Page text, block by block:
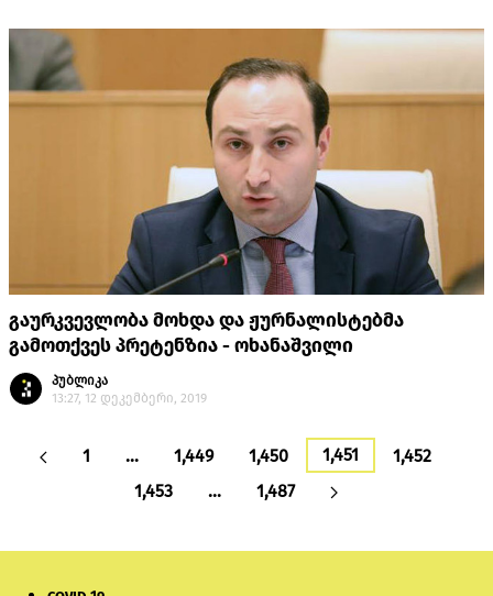
გაურკვევლობა მოხდა და ჟურნალისტებმა
გამოთქვეს პრეტენზია - ოხანაშვილი
პუბლიკა
13:27, 12 დეკემბერი, 2019
1 … 1,449 1,450 1,451
1,452
1,453
… 1,487